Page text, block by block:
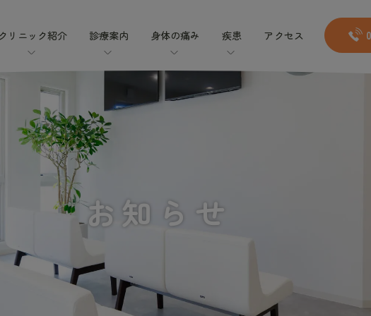
リニック紹介 診療案内 身体の痛み 疾患 アクセス
お知らせ